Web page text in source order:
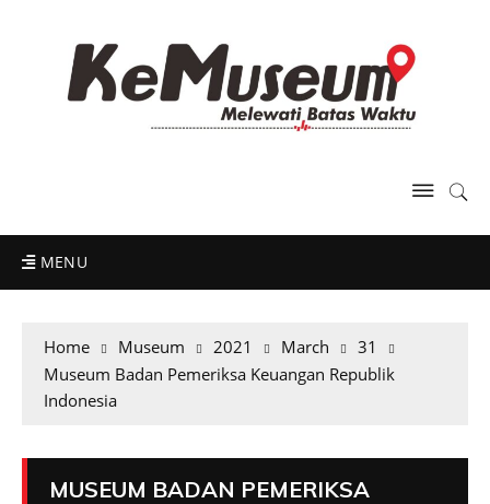
MENU
Home Museum 2021 March
31
Museum Badan Pemeriksa Keuangan Republik
Indonesia
MUSEUM BADAN PEMERIKSA